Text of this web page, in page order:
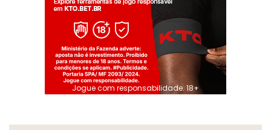
Jogue com responsabilidade. 18+